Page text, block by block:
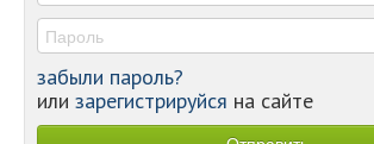
забыли пароль?
или зарегистрируйся на сайте